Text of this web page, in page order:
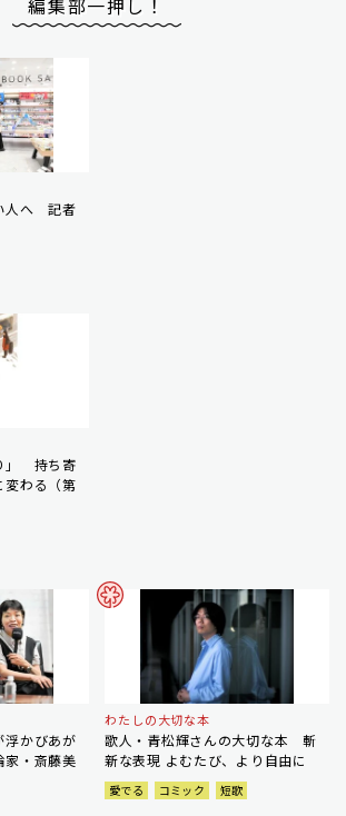
編集部一押し！
人へ 記者
」 持ち寄
変わる（第
かびあが
・斎藤美
わたしの大切な本
歌人・青松輝さんの大切な本 斬
新な表現 よむたび、より自由に
愛でる コミック 短歌